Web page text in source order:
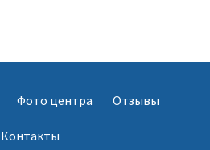
Фото центра Отзывы
Контакты